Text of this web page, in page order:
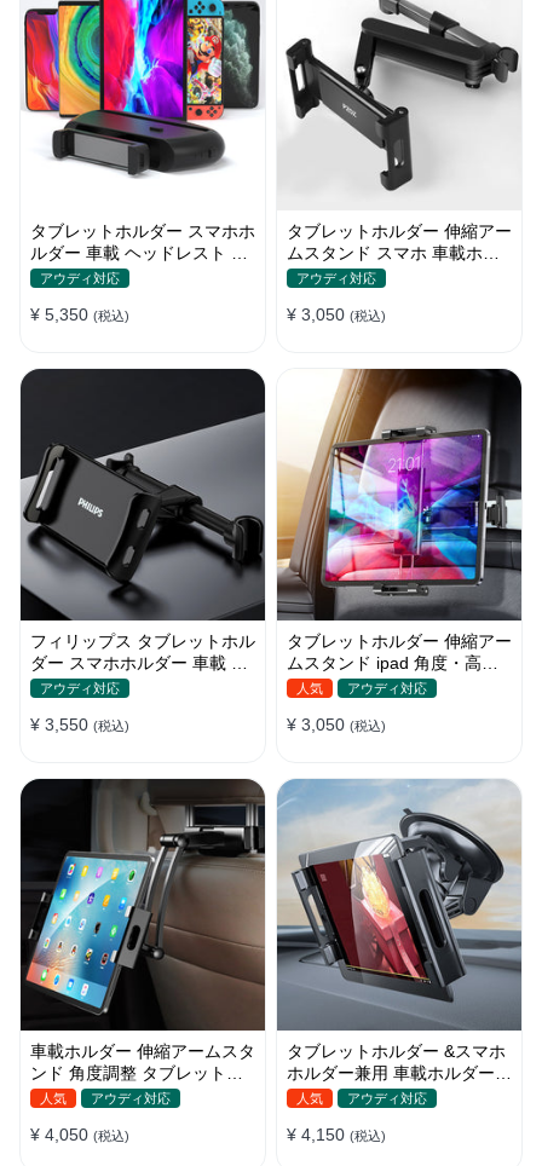
タブレットホルダー スマホホ
ルダー 車載 ヘッドレスト 後
部座席 ipad カー用品
アウディ対応
¥ 5,350 (税込)
タブレットホルダー 伸縮アー
ムスタンド スマホ 車載ホル
ダー ipad 角度・高さ調整
アウディ対応
¥ 3,050 (税込)
フィリップス タブレットホル
ダー スマホホルダー 車載 ヘ
ッドレスト ipad 角度調整
アウディ対応
¥ 3,550 (税込)
タブレットホルダー 伸縮アー
ムスタンド ipad 角度・高さ
調整 スマホ 車載 ヘッドレス
人気 アウディ対応
¥ 3,050 (税込)
車載ホルダー 伸縮アームスタ
ンド 角度調整 タブレットホ
ルダー スマホ 折り畳み ipad
人気 アウディ対応
¥ 4,050 (税込)
タブレットホルダー &スマホ
ホルダー兼用 車載ホルダー
吸盤 ダッシュボード
人気 アウディ対応
¥ 4,150 (税込)